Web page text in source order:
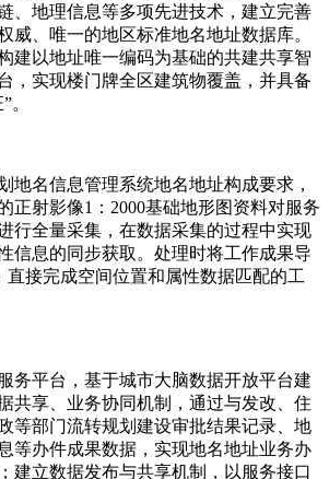
、地理信息等多项先进技术，建立完善
威、唯一的地区标准地名地址数据库。
建以地址唯一编码为基础的共建共享智
，实现楼门牌全区建筑物覆盖，并具备
。
地名信息管理系统地名地址构成要求，
正射影像1：2000基础地形图资料对服务
行全量采集，在数据采集的过程中实现
信息的同步获取。处理时将工作成果导
直接完成空间位置和属性数据匹配的工
务平台，基于城市大脑数据开放平台建
共享、业务协同机制，通过与发改、住
等部门流转规划建设审批结果记录、地
等办件成果数据，实现地名地址业务办
建立数据发布与共享机制，以服务接口